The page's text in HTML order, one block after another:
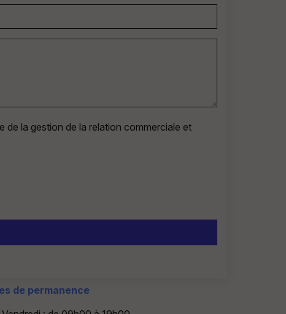
la gestion de la relation commerciale et
de permanence